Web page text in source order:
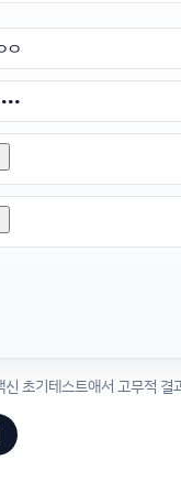
초기테스트애서 고무적 결